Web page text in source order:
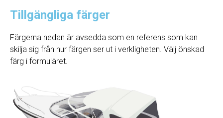
Tillgängliga färger
Färgerna nedan är avsedda som en referens som kan
skilja sig från hur färgen ser ut i verkligheten. Välj önskad
färg i formuläret.